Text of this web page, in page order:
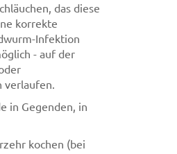
das diese
korrekte
Infektion
- auf der
verlaufen.
in Gegenden, in
kochen (bei